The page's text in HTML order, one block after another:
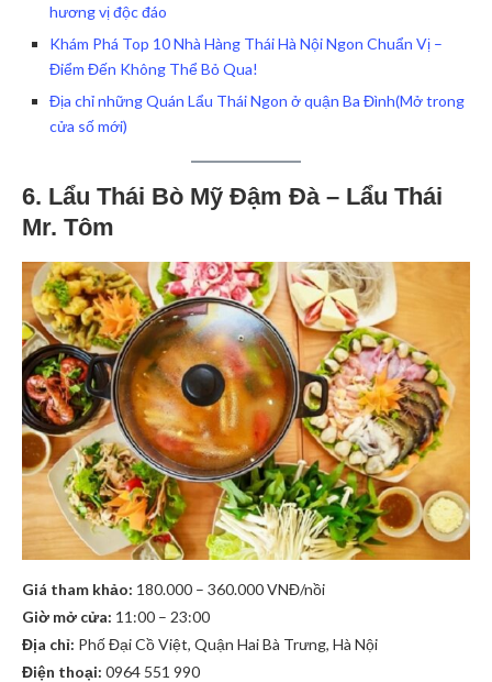
hương vị độc đáo
Khám Phá Top 10 Nhà Hàng Thái Hà Nội Ngon Chuẩn Vị –
Điểm Đến Không Thể Bỏ Qua!
Địa chỉ những Quán Lẩu Thái Ngon ở quận Ba Đình(Mở trong
cửa số mới)
6. Lẩu Thái Bò Mỹ Đậm Đà – Lẩu Thái
Mr. Tôm
Giá tham khảo: 180.000 – 360.000 VNĐ/nồi
Giờ mở cửa: 11:00 – 23:00
Địa chỉ: Phố Đại Cồ Việt, Quận Hai Bà Trưng, Hà Nội
Điện thoại: 0964 551 990